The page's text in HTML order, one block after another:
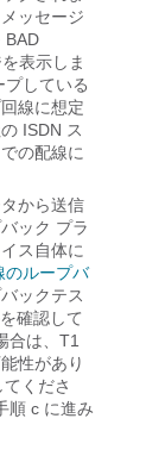
ッセージ
BAD
表示しま
している
線に想定
ISDN ス
の配線に
から送信
ック プラ
ス自体に
のループバ
ックテス
確認して
合は、T1
性があり
くださ
順 c に進み